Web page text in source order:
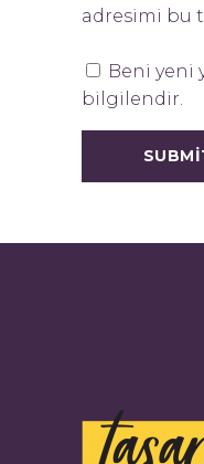
adresimi bu
Beni yeni
bilgilendir.